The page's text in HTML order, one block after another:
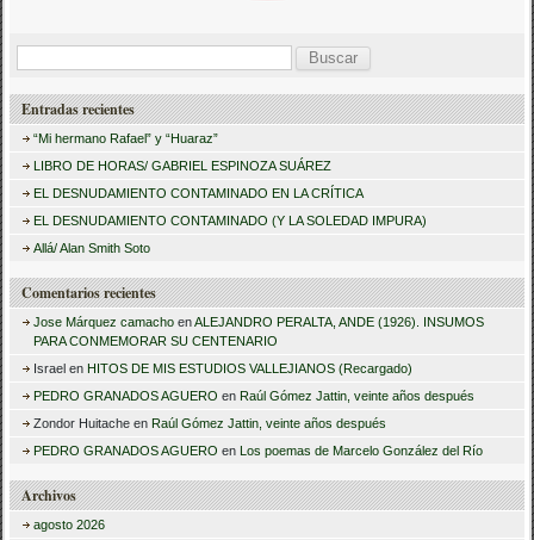
s
r
Entradas recientes
“Mi hermano Rafael” y “Huaraz”
LIBRO DE HORAS/ GABRIEL ESPINOZA SUÁREZ
EL DESNUDAMIENTO CONTAMINADO EN LA CRÍTICA
EL DESNUDAMIENTO CONTAMINADO (Y LA SOLEDAD IMPURA)
Allá/ Alan Smith Soto
Comentarios recientes
Jose Márquez camacho enALEJANDRO PERALTA, ANDE (1926). INSUMOS
PARA CONMEMORAR SU CENTENARIO
Israel en HITOS DE MIS ESTUDIOS VALLEJIANOS (Recargado)
PEDRO GRANADOS AGUERO en Raúl Gómez Jattin, veinte años después
Zondor Huitache en Raúl Gómez Jattin, veinte años después
PEDRO GRANADOS AGUERO en Los poemas de Marcelo González del Río
Archivos
agosto 2026